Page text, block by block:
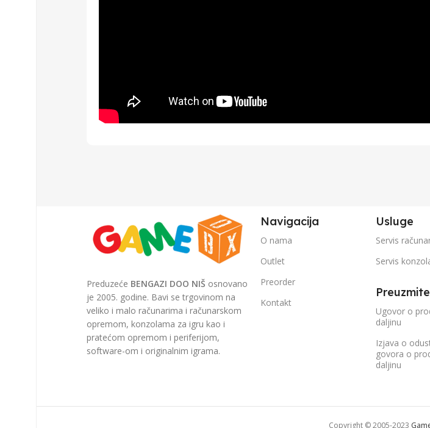
Preduzeće BENGAZI DOO NIŠ osnovano
je 2005. godine. Bavi se trgovinom na
veliko i malo računarima i računarskom
opremom, konzolama za igru kao i
pratećom opremom i periferijom,
software-om i originalnim igrama.
Navigacija
O nama
Outlet
Preorder
Kontakt
Usluge
Servis
Servis
Preuzmite
Ugovor o
daljinu
Izjava o
govora o
daljinu
Copyright © 2005-2023